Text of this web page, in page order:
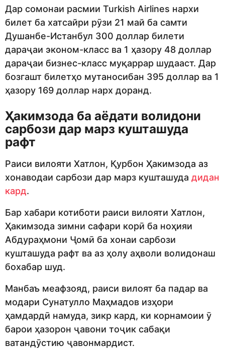
Дар сомонаи расмии Turkish Airlines нархи
билет ба хатсайри рӯзи 21 май ба самти
Душанбе-Истанбул 300 доллар билети
дараҷаи эконом-класс ва 1 ҳазору 48 доллар
дараҷаи бизнес-класс муқаррар шудааст. Дар
бозгашт билетҳо мутаносибан 395 доллар ва 1
ҳазору 169 доллар нарх доранд.
Ҳакимзода ба аёдати волидони
сарбози дар марз кушташуда
рафт
Раиси вилояти Хатлон, Қурбон Ҳакимзода аз
хонаводаи сарбози дар марз кушташуда дидан
кард.
Бар хабари котиботи раиси вилояти Хатлон,
Ҳакимзода зимни сафари корӣ ба ноҳияи
Абдураҳмони Ҷомӣ ба хонаи сарбози
кушташуда рафт ва аз ҳолу аҳволи волидонаш
бохабар шуд.
Манбаъ меафзояд, раиси вилоят ба падар ва
модари Сунатулло Маҳмадов изҳори
ҳамдардӣ намуда, зикр кард, ки корнамоии ӯ
барои ҳазорон ҷавони тоҷик сабақи
ватандӯстию ҷавонмардист.